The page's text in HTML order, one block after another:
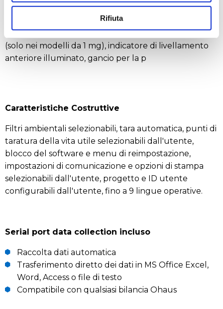
Rifiuta
Base in metallo, armatura superiore in ABS, piatto in
acciaio inossidabile, paravento in vetro con pannelli
laterali in due parti e sportello superiore scorrevole
(solo nei modelli da 1 mg), indicatore di livellamento
anteriore illuminato, gancio per la p
Caratteristiche Costruttive
Filtri ambientali selezionabili, tara automatica, punti di
taratura della vita utile selezionabili dall'utente,
blocco del software e menu di reimpostazione,
impostazioni di comunicazione e opzioni di stampa
selezionabili dall'utente, progetto e ID utente
configurabili dall'utente, fino a 9 lingue operative.
Serial port data collection incluso
Raccolta dati automatica
Trasferimento diretto dei dati in MS Office Excel,
Word, Access o file di testo
Compatibile con qualsiasi bilancia Ohaus